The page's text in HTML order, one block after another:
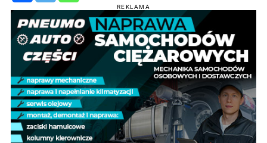
REKLAMA